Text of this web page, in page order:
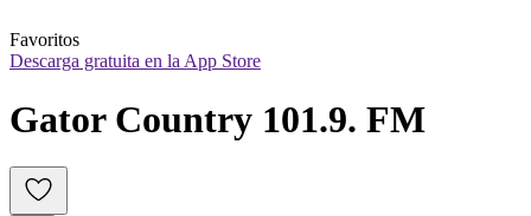
Favoritos
Descarga gratuita en la App Store
Gator Country 101.9. FM